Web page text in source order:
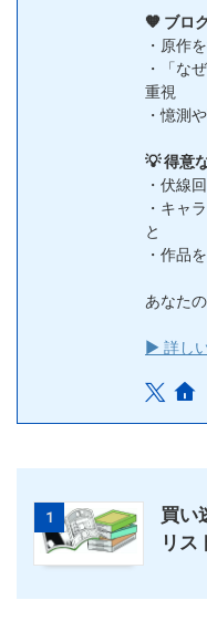
🧡 ブロ
・原作
・「な
重視
・憶測
💡 得意
・伏線
・キャ
と
・作品
あなた
▶ 詳し
1
買い
リス